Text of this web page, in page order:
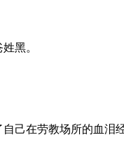
黑。
己在劳教场所的血